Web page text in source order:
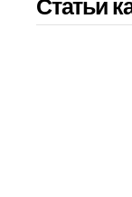
Статьи